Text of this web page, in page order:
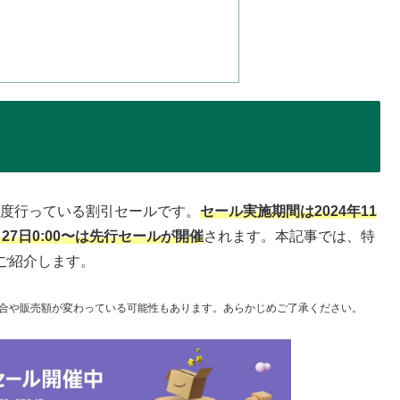
行っている割引セールです。 セール実施期間は2024年11
日0:00〜は先行セールが開催されます。本記事では、特
介します。
販売額が変わっている可能性もあります。あらかじめご了承ください。